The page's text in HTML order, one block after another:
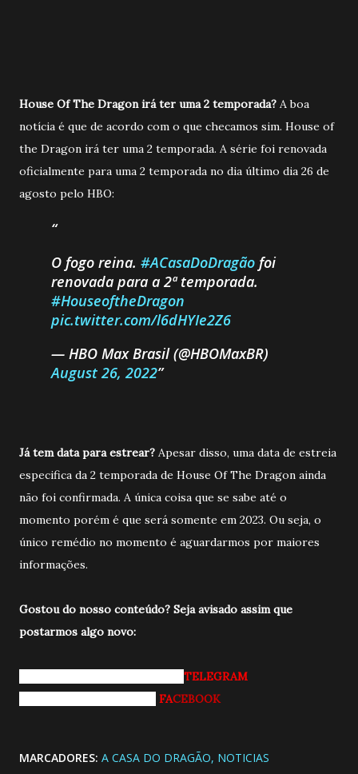
House Of The Dragon irá ter uma 2 temporada? A boa
notícia é que de acordo com o que checamos sim. House of
the Dragon irá ter uma 2 temporada. A série foi renovada
oficialmente para uma 2 temporada no dia último dia 26 de
agosto pelo HBO:
O fogo reina. #ACasaDoDragão foi
renovada para a 2ª temporada.
#HouseoftheDragon
pic.twitter.com/l6dHYIe2Z6
— HBO Max Brasil (@HBOMaxBR)
August 26, 2022
Já tem data para estrear? Apesar disso, uma data de estreia
especifica da 2 temporada de House Of The Dragon ainda
não foi confirmada. A única coisa que se sabe até o
momento porém é que será somente em 2023. Ou seja, o
único remédio no momento é aguardarmos por maiores
informações.
Gostou do nosso conteúdo? Seja avisado assim que
postarmos algo novo:
TELEGRAM
FACEBOOK
MARCADORES: A CASA DO DRAGÃO NOTICIAS